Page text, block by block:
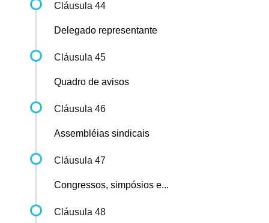
Cláusula 44
Delegado representante
Cláusula 45
Quadro de avisos
Cláusula 46
Assembléias sindicais
Cláusula 47
Congressos, simpósios e...
Cláusula 48